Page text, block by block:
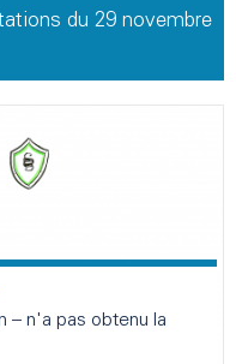
du 29 novembre
– n'a pas obtenu la